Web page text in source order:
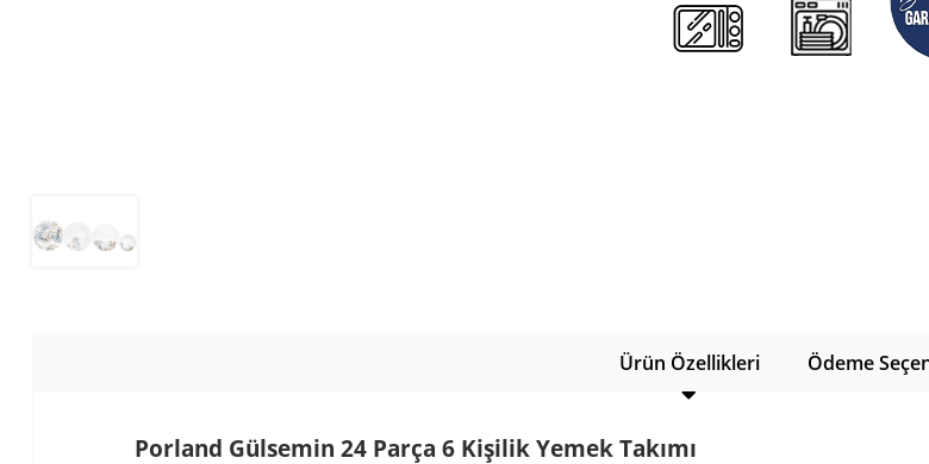
Ürün Özellikleri Ödeme
Porland Gülsemin 24 Parça 6 Kişilik Yemek Takımı